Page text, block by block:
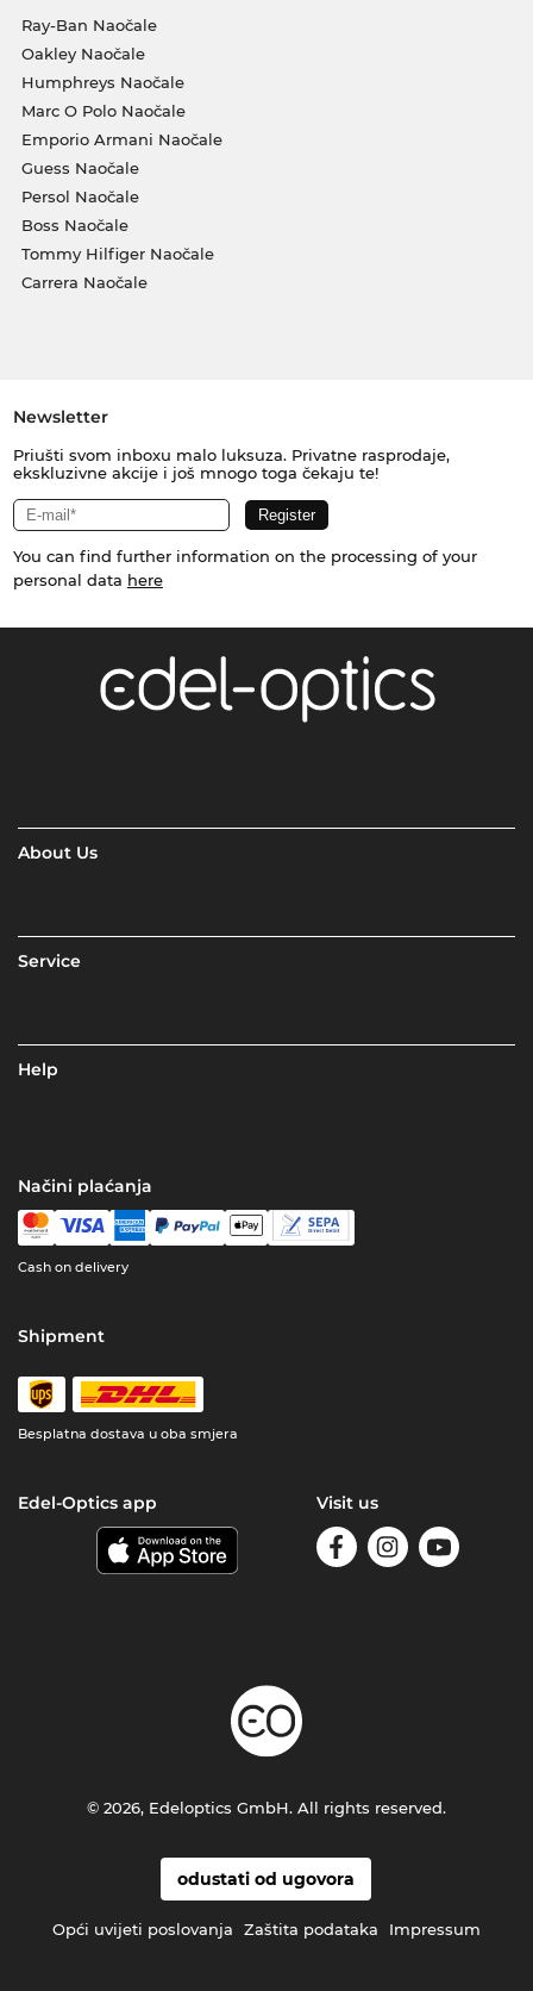
Ray-Ban Naočale
Oakley Naočale
Humphreys Naočale
Marc O Polo Naočale
Emporio Armani Naočale
Guess Naočale
Persol Naočale
Boss Naočale
Tommy Hilfiger Naočale
Carrera Naočale
Newsletter
Priušti svom inboxu malo luksuza. Privatne rasprodaje,
ekskluzivne akcije i još mnogo toga čekaju te!
You can find further information on the processing of your
personal data here
About Us
Service
Help
Načini plaćanja
Cash on delivery
Shipment
Besplatna dostava u oba smjera
Edel-Optics app Visit us
odustati od ugovora
Opći uvijeti poslovanja Zaštita podataka Impressum
© 2026, Edeloptics GmbH. All rights reserved.